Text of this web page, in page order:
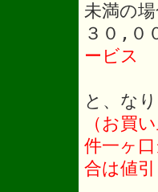
未満の
３０,０
ービス
と、な
（お買
件一ヶ
合は値